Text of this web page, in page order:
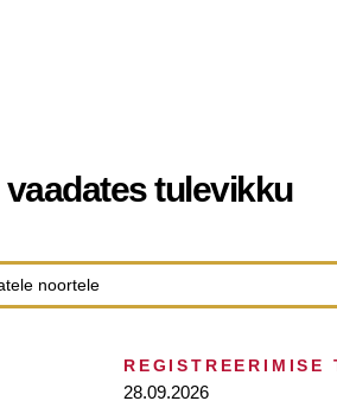
tulevikku
noortele
REGISTREERIMISE
28.09.2026